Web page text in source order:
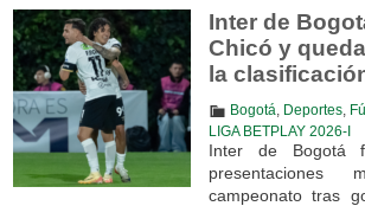
Inter de
Chicó y
la
Bogotá Deportes,
LIGA BETPLAY 2026-I
Inter de Bogotá
campeonato tras